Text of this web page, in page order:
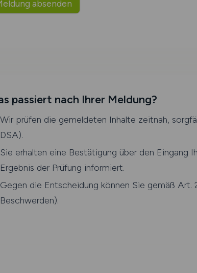
absenden
passiert nach Ihrer Meldung?
Wir prüfen die gemeldeten Inhalte zeitnah,
DSA).
Sie erhalten eine Bestätigung über den Eingang
Ergebnis der Prüfung informiert.
Gegen die Entscheidung können Sie gemäß
Beschwerden).